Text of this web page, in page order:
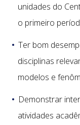
unidades do
o primeiro
Ter bom
disciplinas
modelos e
Demonstrar
atividades